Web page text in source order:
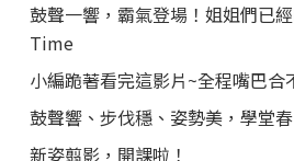
鼓聲一響，霸氣登場！姐姐們已
Time
小編跪著看完這影片~全程嘴巴合
鼓聲響、步伐穩、姿勢美，學堂
新姿翦影，開課啦！